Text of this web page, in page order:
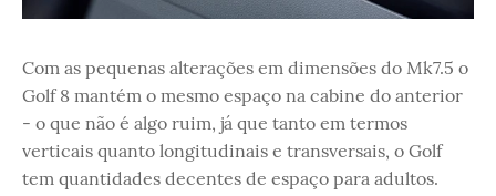
Com as pequenas alterações em dimensões do Mk7.5 o
Golf 8 mantém o mesmo espaço na cabine do anterior
- o que não é algo ruim, já que tanto em termos
verticais quanto longitudinais e transversais, o Golf
tem quantidades decentes de espaço para adultos.